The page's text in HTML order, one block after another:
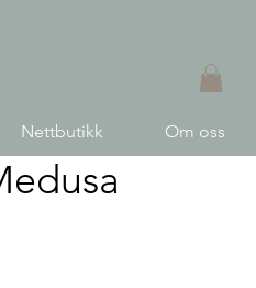
Nettbutikk Om oss